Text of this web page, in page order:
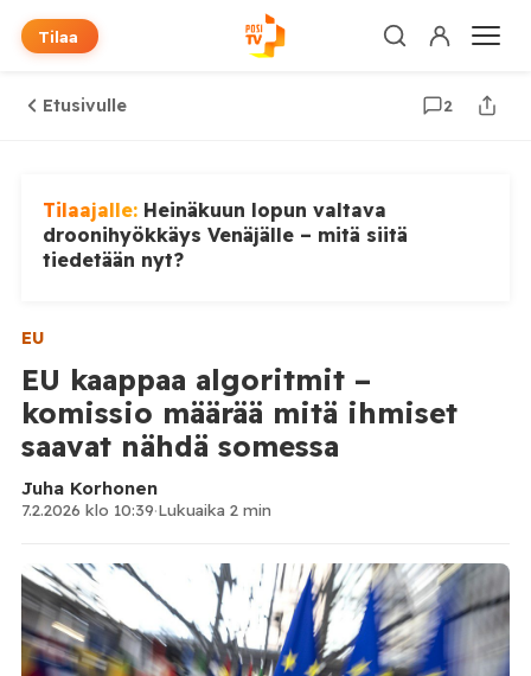
Tilaa
Etusivulle 2
Tilaajalle: Heinäkuun lopun valtava
droonihyökkäys Venäjälle – mitä siitä
tiedetään nyt?
EU
EU kaappaa algoritmit –
komissio määrää mitä ihmiset
saavat nähdä somessa
Juha Korhonen
7.2.2026 klo 10:39·Lukuaika 2 min